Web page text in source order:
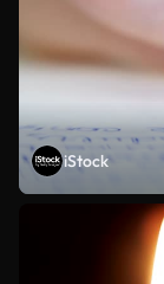
iStock